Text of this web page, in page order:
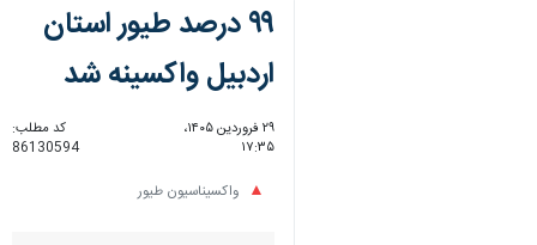
۹۹ درصد طیور استان
اردبیل واکسینه شد
۲۹ فروردین ۱۴۰۵،
۱۷:۳۵
کد مطلب:
86130594
واکسیناسیون طیور